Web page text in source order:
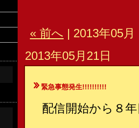
« 前へ | 2013年05
2013年05月21日
緊急事態発生!!!!!!!!!!
配信開始から８